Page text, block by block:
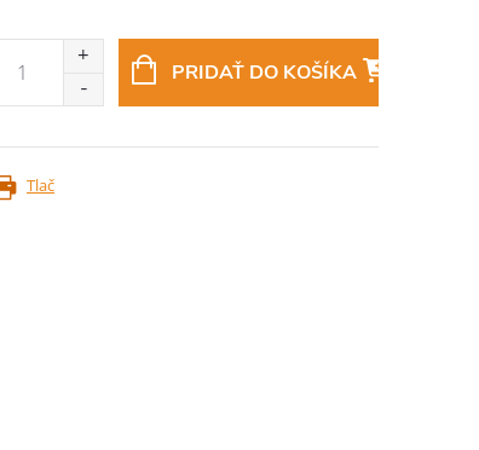
PRIDAŤ DO KOŠÍKA
Tlač